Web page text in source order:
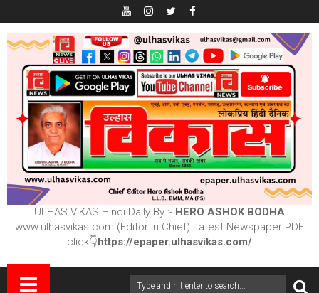
ULHAS VIKAS Hindi Daily By :- HERO ASHOK BODHA
www.ulhasvikas.com (Editor in Chief) Latest Newspaper PDF
click👇https://epaper.ulhasvikas.com/